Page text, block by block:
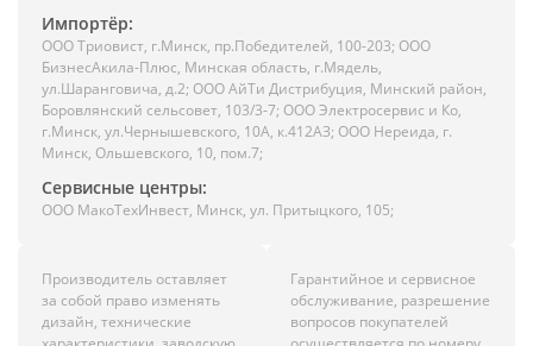
Импортёр:
ООО Триовист, г.Минск, пр.Победителей, 100-203; ООО
БизнесАкила-Плюс, Минская область, г.Мядель,
ул.Шаранговича, д.2; ООО АйТи Дистрибуция, Минский район,
Боровлянский сельсовет, 103/3-7; ООО Электросервис и Ко,
г.Минск, ул.Чернышевского, 10А, к.412АЗ; ООО Нереида, г.
Минск, Ольшевского, 10, пом.7;
Сервисные центры:
ООО МакоТехИнвест, Минск, ул. Притыцкого, 105;
Производитель оставляет
за собой право изменять
дизайн, технические
Гарантийное и сервисное
обслуживание, разрешение
вопросов покупателей